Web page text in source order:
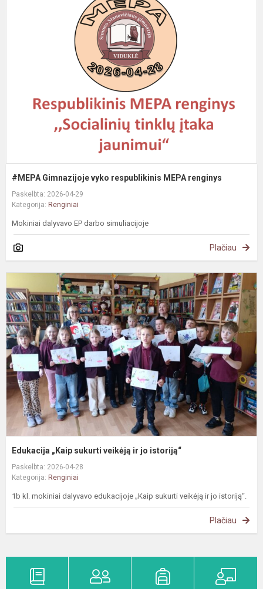
#MEPA Gimnazijoje vyko respublikinis MEPA renginys
Paskelbta: 2026-04-29
Kategorija: Renginiai
Mokiniai dalyvavo EP darbo simuliacijoje
Plačiau
Edukacija „Kaip sukurti veikėją ir jo istoriją“
Paskelbta: 2026-04-28
Kategorija: Renginiai
1b kl. mokiniai dalyvavo edukacijoje „Kaip sukurti veikėją ir jo istoriją“.
Plačiau